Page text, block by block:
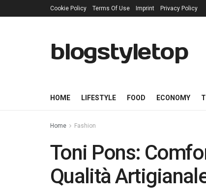
Cookie Policy Terms Of Use Imprint Privacy Policy
blogstyletop
HOME LIFESTYLE FOOD ECONOMY
Home Fashion
Toni Pons:
Qualità